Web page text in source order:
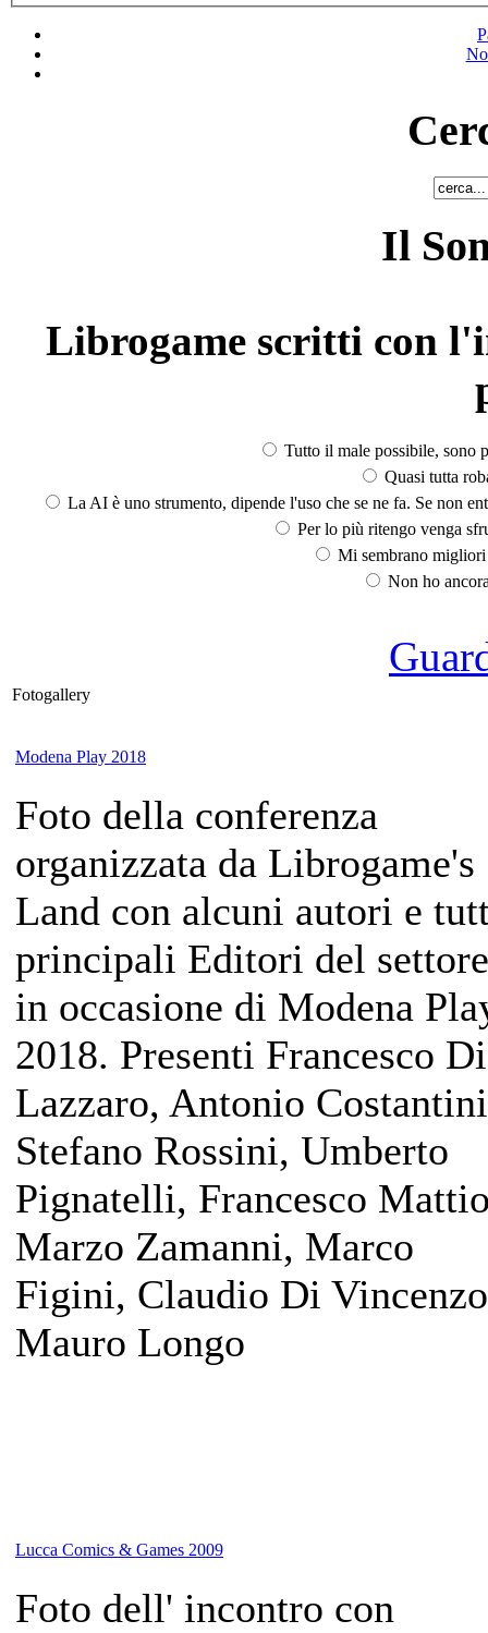
Il
Librogame scritti con
Tutto il male possibile, sono
Quasi tutta
La AI è uno strumento, dipende l'uso che se ne fa. Se non
Per lo più ritengo venga
Mi sembrano
Non ho
Fotogallery
Modena Play 2018
Foto della conferenza
organizzata da Librogame's
Land con alcuni autori e
principali Editori del settore
in occasione di Modena
2018. Presenti Francesco Di
Lazzaro, Antonio
Stefano Rossini, Umberto
Pignatelli, Francesco
Marzo Zamanni, Marco
Figini, Claudio Di
Mauro Longo
Lucca Comics & Games 2009
Foto dell' incontro con